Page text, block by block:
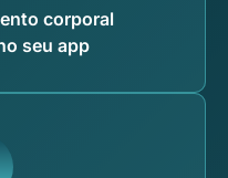
corporal
seu app